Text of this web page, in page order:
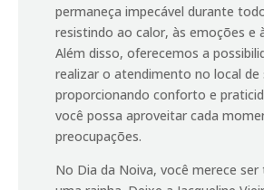
permaneça impecável durante
resistindo ao calor, às emoções e
Além disso, oferecemos a
realizar o atendimento no local de
proporcionando conforto e
você possa aproveitar cada
preocupações.
No Dia da Noiva, você merece